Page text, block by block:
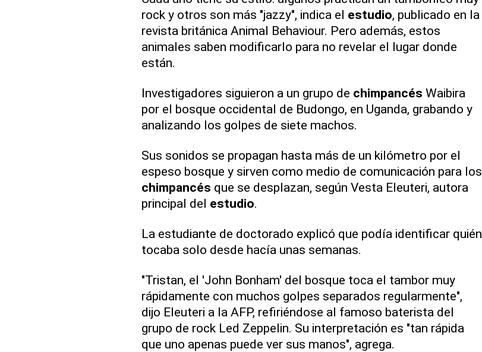
rock y otros son más "jazzy", indica el estudio, publicado en la
revista británica Animal Behaviour. Pero además, estos
animales saben modificarlo para no revelar el lugar donde
están.
Investigadores siguieron a un grupo de chimpancés Waibira
por el bosque occidental de Budongo, en Uganda, grabando y
analizando los golpes de siete machos.
Sus sonidos se propagan hasta más de un kilómetro por el
espeso bosque y sirven como medio de comunicación para los
chimpancés que se desplazan, según Vesta Eleuteri, autora
principal del estudio.
La estudiante de doctorado explicó que podía identificar quién
tocaba solo desde hacía unas semanas.
"Tristan, el 'John Bonham' del bosque toca el tambor muy
rápidamente con muchos golpes separados regularmente",
dijo Eleuteri a la AFP, refiriéndose al famoso baterista del
grupo de rock Led Zeppelin. Su interpretación es "tan rápida
que uno apenas puede ver sus manos", agrega.